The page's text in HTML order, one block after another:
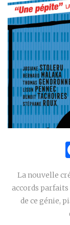
La nouvelle
accords parfaits
de ce génie,